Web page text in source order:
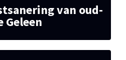
van oud-
Geleen